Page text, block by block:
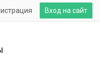
Вход на сайт